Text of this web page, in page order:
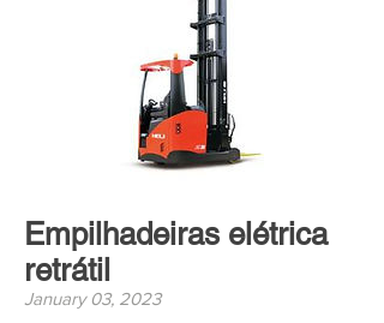
Empilhadeiras elétrica
retrátil
January 03, 2023